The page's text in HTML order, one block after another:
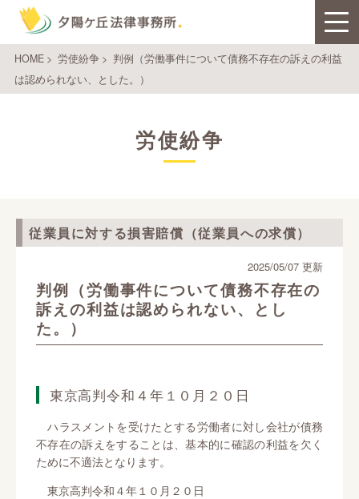
HOME> 労使紛争> 判例（労働事件について債務不存在の訴えの利益
は認められない、とした。）
労使紛争
従業員に対する損害賠償（従業員への求償）
判例（労働事件について債務不存在の
訴えの利益は認められない、とし
た。）
2025/05/07 更新
東京高判令和４年１０月２０日
ハラスメントを受けたとする労働者に対し会社が債務
不存在の訴えをすることは、基本的に確認の利益を欠く
ために不適法となります。
東京高判令和４年１０月２０日